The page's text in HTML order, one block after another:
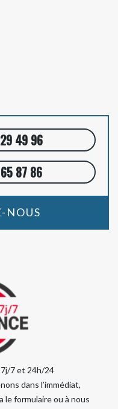
49 96
87 86
NOUS
7j/7 et 24h/24
dans l’immédiat,
le formulaire ou à nous